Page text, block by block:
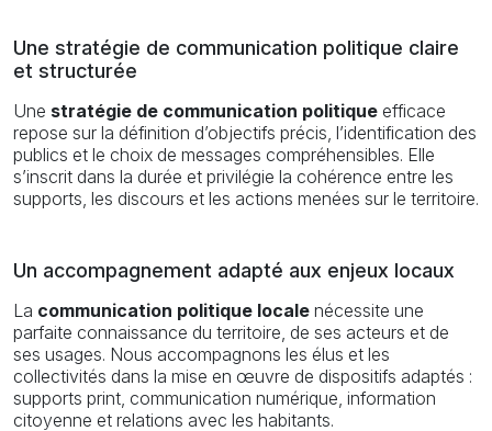
Une stratégie de communication politique claire
et structurée
Une stratégie de communication politique efficace
repose sur la définition d’objectifs précis, l’identification des
publics et le choix de messages compréhensibles. Elle
s’inscrit dans la durée et privilégie la cohérence entre les
supports, les discours et les actions menées sur le territoire.
Un accompagnement adapté aux enjeux locaux
La communication politique locale nécessite une
parfaite connaissance du territoire, de ses acteurs et de
ses usages. Nous accompagnons les élus et les
collectivités dans la mise en œuvre de dispositifs adaptés :
supports print, communication numérique, information
citoyenne et relations avec les habitants.